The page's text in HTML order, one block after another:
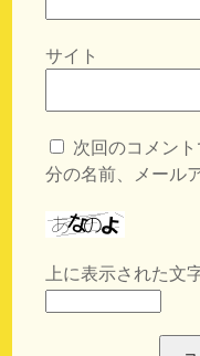
サイト
次回のコメン
分の名前、メール
上に表示された文